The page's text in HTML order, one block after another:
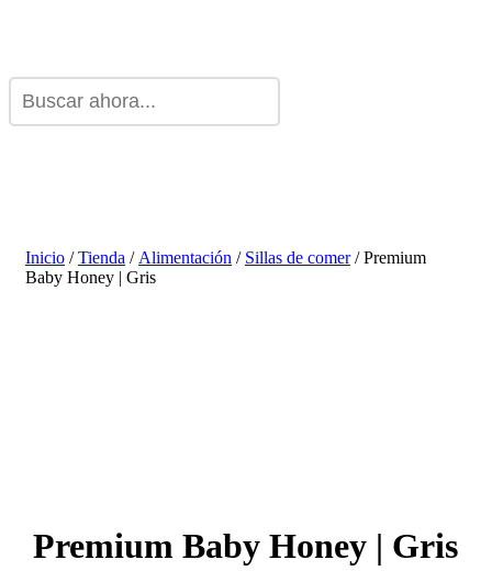
Inicio /Tienda / Alimentación / Sillas de comer/ Premium
Baby Honey | Gris
Premium Baby Honey | Gris